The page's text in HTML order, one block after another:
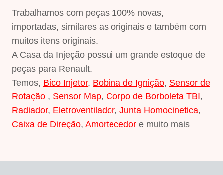
Trabalhamos com peças 100% novas,
importadas, similares as originais e também com
muitos itens originais.
A Casa da Injeção possui um grande estoque de
peças para Renault.
Temos, Bico Injetor, Bobina de Ignição, Sensor de
Rotação , Sensor Map, Corpo de Borboleta TBI,
Radiador, Eletroventilador, Junta Homocinetica,
Caixa de Direção, Amortecedor e muito mais